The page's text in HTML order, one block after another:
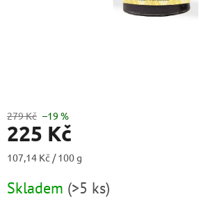
279 Kč –19 %
225 Kč
Měrná
107,14 Kč / 100 g
Skladem (>5 ks)